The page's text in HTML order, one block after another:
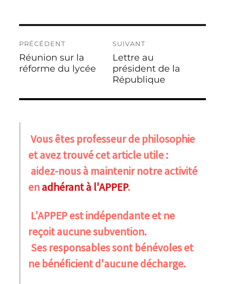
de
l’article
PRÉCÉDENT
Publication
précédente :
Réunion sur la
réforme du lycée
SUIVANT
Publication
suivante :
Lettre au
président de la
République
Vous êtes professeur de philosophie
et avez trouvé cet article utile :
aidez-nous à maintenir notre activité
enadhérant à l'APPEP.
L'APPEP est indépendante et ne
reçoit aucune subvention.
Ses responsables sont bénévoles et
ne bénéficient d'aucune décharge.